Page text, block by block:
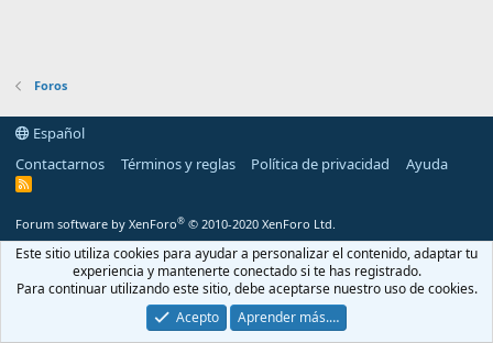
Foros
Español
Contactarnos
Términos y reglas Política de privacidad Ayuda
R
Forum software by XenForo® © 2010-2020 XenForo Ltd.
Este sitio utiliza cookies para ayudar a personalizar el contenido, adaptar tu
experiencia y mantenerte conectado si te has registrado.
Para continuar utilizando este sitio, debe aceptarse nuestro uso de cookies.
Acepto
Aprender más.…